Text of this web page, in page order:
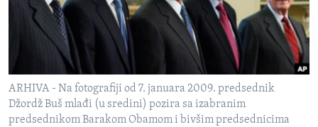
SPORT
INTERVJU
ARHIVA - Na fotografiji od 7. januara 2009. predsednik
Džordž Buš mlađi (u sredini) pozira sa izabranim
predsednikom Barakom Obamom i bivšim predsednicima